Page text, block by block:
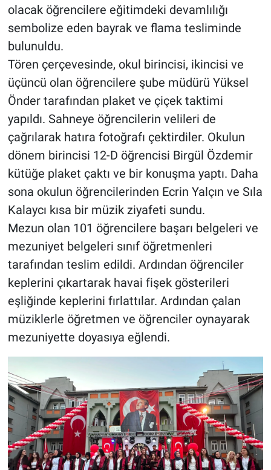
olacak öğrencilere eğitimdeki devamlılığı
sembolize eden bayrak ve flama tesliminde
bulunuldu.
Tören çerçevesinde, okul birincisi, ikincisi ve
üçüncü olan öğrencilere şube müdürü Yüksel
Önder tarafından plaket ve çiçek taktimi
yapıldı. Sahneye öğrencilerin velileri de
çağrılarak hatıra fotoğrafı çektirdiler. Okulun
dönem birincisi 12-D öğrencisi Birgül Özdemir
kütüğe plaket çaktı ve bir konuşma yaptı. Daha
sona okulun öğrencilerinden Ecrin Yalçın ve Sıla
Kalaycı kısa bir müzik ziyafeti sundu.
Mezun olan 101 öğrencilere başarı belgeleri ve
mezuniyet belgeleri sınıf öğretmenleri
tarafından teslim edildi. Ardından öğrenciler
keplerini çıkartarak havai fişek gösterileri
eşliğinde keplerini fırlattılar. Ardından çalan
müziklerle öğretmen ve öğrenciler oynayarak
mezuniyette doyasıya eğlendi.